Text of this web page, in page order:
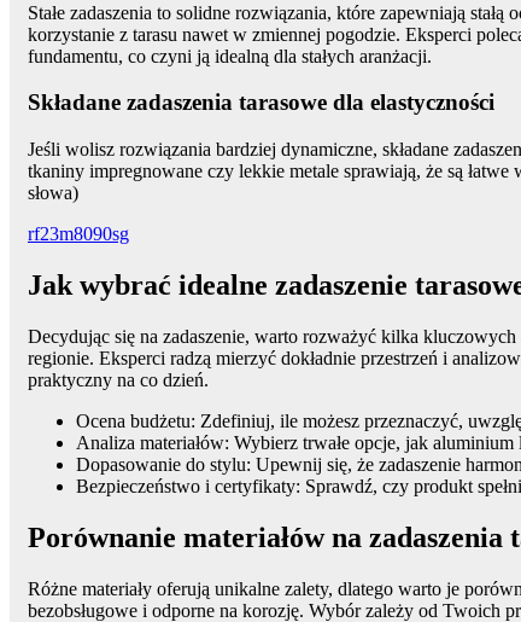
Stałe zadaszenia to solidne rozwiązania, które zapewniają
korzystanie z tarasu nawet w zmiennej pogodzie. Eksperci
fundamentu, co czyni ją idealną dla stałych aranżacji.
Składane zadaszenia tarasowe dla elastyczności
Jeśli wolisz rozwiązania bardziej dynamiczne, składane
tkaniny impregnowane czy lekkie metale sprawiają, że są
słowa)
rf23m8090sg
Jak wybrać idealne zadaszenie
Decydując się na zadaszenie, warto rozważyć kilka
regionie. Eksperci radzą mierzyć dokładnie przestrzeń i
praktyczny na co dzień.
Ocena budżetu: Zdefiniuj, ile możesz przeznaczyć,
Analiza materiałów: Wybierz trwałe opcje, jak
Dopasowanie do stylu: Upewnij się, że zadaszenie
Bezpieczeństwo i certyfikaty: Sprawdź, czy produkt
Porównanie materiałów na zadaszenia
Różne materiały oferują unikalne zalety, dlatego warto je
bezobsługowe i odporne na korozję. Wybór zależy od Twoich